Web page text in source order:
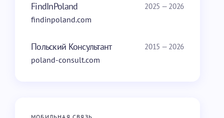
FindInPoland 2025 — 2026
findinpoland.com
Польский Консультант 2015 — 2026
poland-consult.com